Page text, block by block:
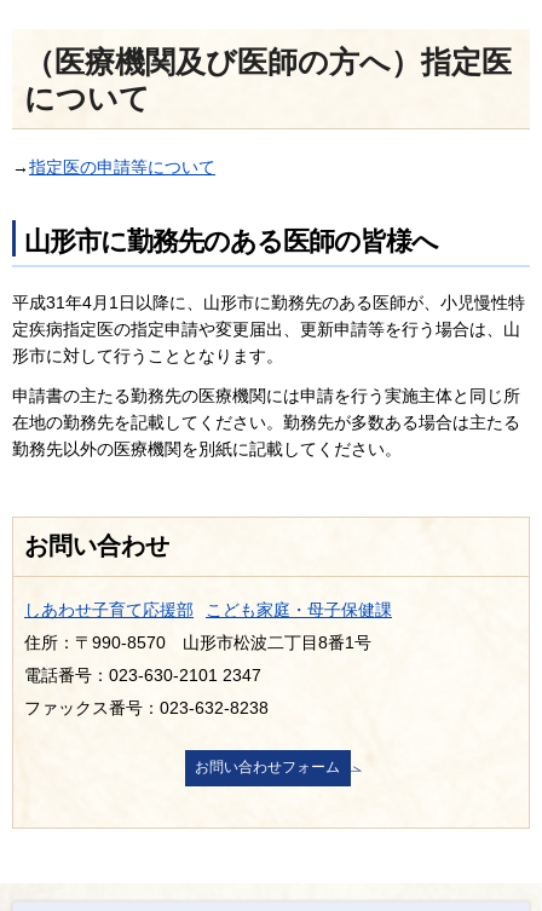
（医療機関及び医師の方へ）指定医
について
→指定医の申請等について
山形市に勤務先のある医師の皆様へ
平成31年4月1日以降に、山形市に勤務先のある医師が、小児慢性特
定疾病指定医の指定申請や変更届出、更新申請等を行う場合は、山
形市に対して行うこととなります。
申請書の主たる勤務先の医療機関には申請を行う実施主体と同じ所
在地の勤務先を記載してください。勤務先が多数ある場合は主たる
勤務先以外の医療機関を別紙に記載してください。
お問い合わせ
しあわせ子育て応援部
こども家庭・母子保健課
住所：〒990-8570 山形市松波二丁目8番1号
電話番号：023-630-2101 2347
ファックス番号：023-632-8238